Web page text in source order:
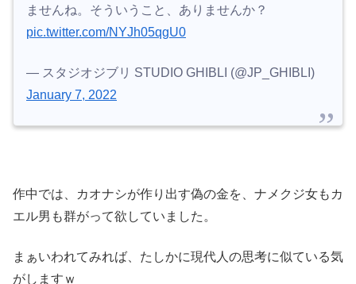
ませんね。そういうこと、ありませんか？
pic.twitter.com/NYJh05qgU0
— スタジオジブリ STUDIO GHIBLI (@JP_GHIBLI)
January 7, 2022
作中では、カオナシが作り出す偽の金を、ナメクジ女もカ
エル男も群がって欲していました。
まぁいわれてみれば、たしかに現代人の思考に似ている気
がしますｗ